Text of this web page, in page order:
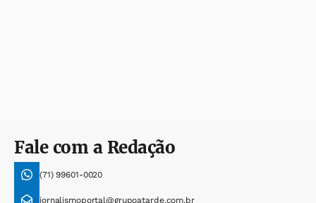
Fale com a Redação
(71) 99601-0020
jornalismoportal@grupoatarde.com.br